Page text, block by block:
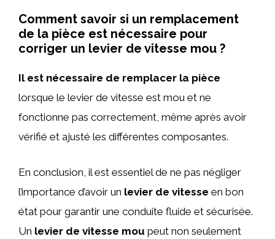
Comment savoir si un remplacement
de la pièce est nécessaire pour
corriger un levier de vitesse mou ?
Il est nécessaire de remplacer la pièce
lorsque le levier de vitesse est mou et ne
fonctionne pas correctement, même après avoir
vérifié et ajusté les différentes composantes.
En conclusion, il est essentiel de ne pas négliger
l’importance d’avoir un levier de vitesse en bon
état pour garantir une conduite fluide et sécurisée.
Un levier de vitesse mou peut non seulement